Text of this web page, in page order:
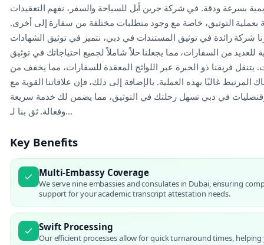
بسرعة ودقة. في شركة جرين أبل للسياحة والسفر، نفهم التعقيدات
بعملية التوثيق، خاصة مع وجود متطلبات مختلفة من سفارة إلى أخرى.
شركة رائدة في توثيق المستندات في دبي، نتميز في توثيق الشهادات
للعديد من السفارات، مما يجعلنا حلاً شاملاً لجميع احتياجاتك في توثيق
يتنقل فريقنا ذو الخبرة عبر اللوائح المعقدة للسفارات، مما يخفف من
المرتبط غالبًا بهذه العملية. بالإضافة إلى ذلك، فإن علاقاتنا القوية مع
في دبي تسهل رحلتك في التوثيق، مما يضمن لك خدمة سريعة
وفعالة. ثق بنا لـ...
Key Benefits
Multi-Embassy Coverage
We serve nine embassies and consulates in Dubai, ensuring
support for your academic transcript attestation needs.
Swift Processing
Our efficient processes allow for quick turnaround times,